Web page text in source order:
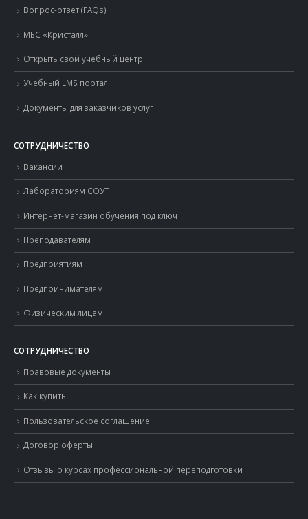
Вопрос-ответ (FAQs)
МБС «Кристалл»
Открыть свой учебный центр
Учебный LMS портал
Документы для заказчиков услуг
СОТРУДНИЧЕСТВО
Вакансии
Лабораториям СОУТ
Интернет-магазин обучения под ключ
Преподавателям
Предприятиям
Предпринимателям
Физическим лицам
СОТРУДНИЧЕСТВО
Правовые документы
Как купить
Пользовательское соглашение
Договор оферты
Отзывы о курсах профессиональной переподготовки